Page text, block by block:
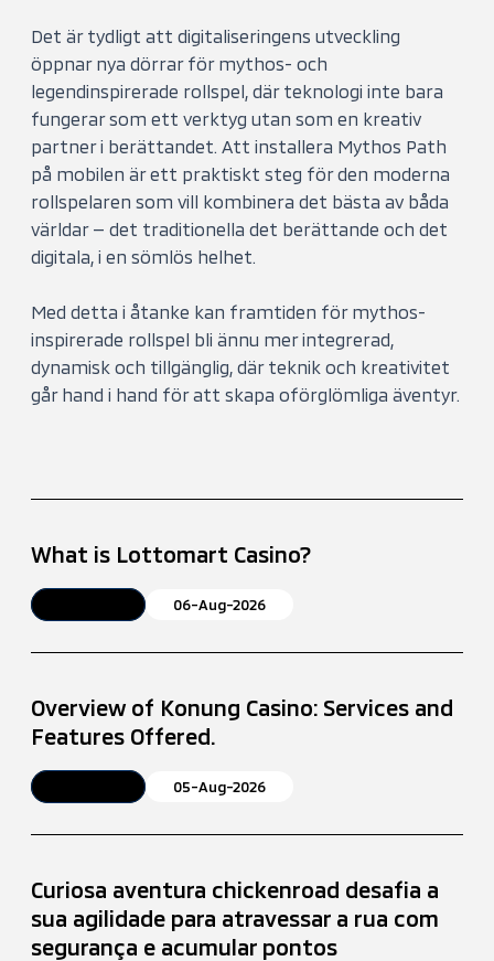
Det är tydligt att digitaliseringens utveckling
öppnar nya dörrar för mythos- och
legendinspirerade rollspel, där teknologi inte bara
fungerar som ett verktyg utan som en kreativ
partner i berättandet. Att installera Mythos Path
på mobilen är ett praktiskt steg för den moderna
rollspelaren som vill kombinera det bästa av båda
världar — det traditionella det berättande och det
digitala, i en sömlös helhet.
Med detta i åtanke kan framtiden för mythos-
inspirerade rollspel bli ännu mer integrerad,
dynamisk och tillgänglig, där teknik och kreativitet
går hand i hand för att skapa oförglömliga äventyr.
What is Lottomart Casino?
06-Aug-2026
Overview of Konung Casino: Services and
Features Offered.
05-Aug-2026
Curiosa aventura chickenroad desafia a
sua agilidade para atravessar a rua com
segurança e acumular pontos